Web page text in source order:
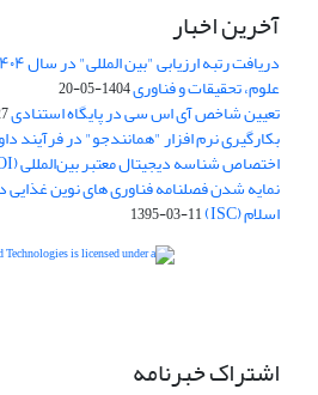
آخرین اخبار
علوم، تحقیقات و فناوری1404-05-20
تعیین شاخص آی اس سی در پایگاه استنادی ISC
بکارگیری نرم افزار "همانندجو" در فرآیند
اختصاص شناسه دیجیتال معتبر بین‌المللی (DOI)
نمایه شدن فصلنامه فناوری های نوین غذایی
اسلام (ISC) 1395-03-11
اشتراک خبرنامه